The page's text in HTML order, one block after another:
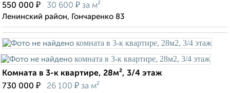
550 000 ₽ 30 600 ₽ за м²
Ленинский район, Гончаренко 83
Комната в 3-к квартире, 28м², 3/4 этаж
730 000 ₽ 26 100 ₽ за м²